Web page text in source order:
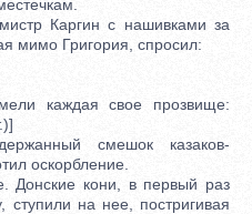
Каргин с нашивками за
мимо Григория, спросил:
каждая свое прозвище:
смешок казаков-
оскорбление.
кони, в первый раз
на нее, постригивая